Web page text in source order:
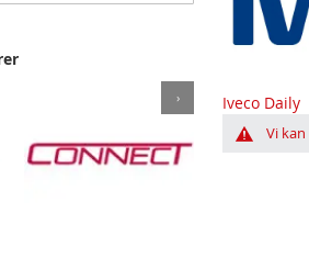
Iveco Daily
Vi
›